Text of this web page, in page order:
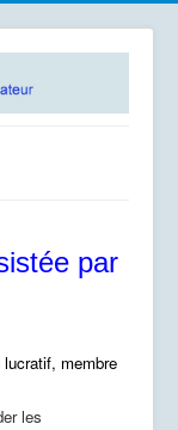
par
membre
les